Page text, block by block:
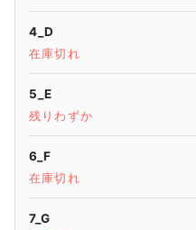
4_D
在庫切れ
5_E
残りわずか
6_F
在庫切れ
7_G